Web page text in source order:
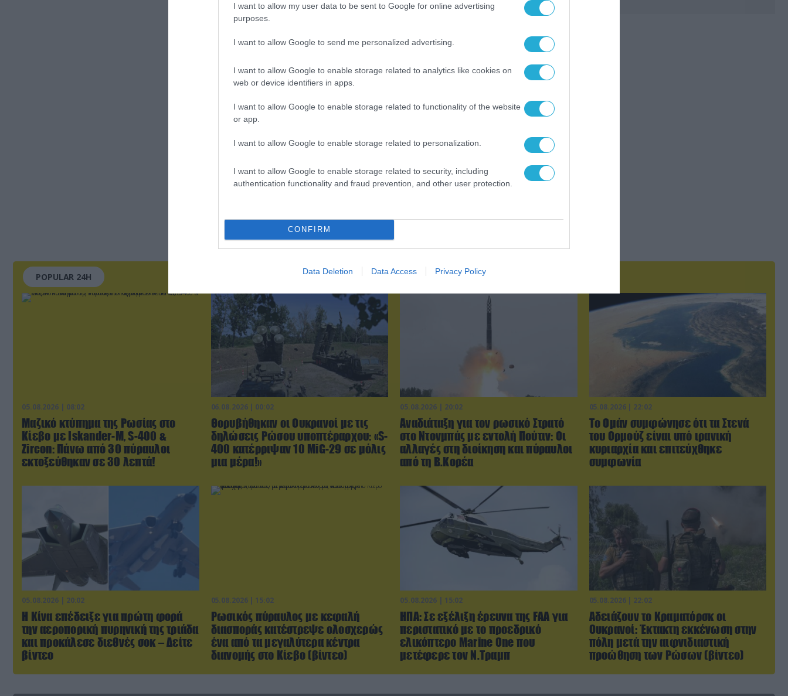
I want to allow my user data to be sent to Google for online advertising
purposes.
I want to allow Google to send me personalized advertising.
I want to allow Google to enable storage related to analytics like cookies on
web or device identifiers in apps.
I want to allow Google to enable storage related to functionality of the website
or app.
I want to allow Google to enable storage related to personalization.
I want to allow Google to enable storage related to security, including
authentication functionality and fraud prevention, and other user protection.
CONFIRM
Data Deletion Data Access Privacy Policy
POPULAR 24H
05.08.2026 | 08:02
Μαζικό κτύπημα της Ρωσίας στο
Κίεβο με Iskander-Μ, S-400 &
Zircon: Πάνω από 30 πύραυλοι
εκτοξεύθηκαν σε 30 λεπτά!
06.08.2026 | 00:02
Θορυβήθηκαν οι Ουκρανοί με τις
δηλώσεις Ρώσου υποπτέραρχου: «S-
400 κατέρριψαν 10 MiG-29 σε μόλις
μια μέρα!»
05.08.2026 | 20:02
Αναδιάταξη για τον ρωσικό Στρατό
στο Ντονμπάς με εντολή Πούτιν: Οι
αλλαγές στη διοίκηση και πύραυλοι
από τη Β.Κορέα
05.08.2026 | 22:02
Το Ομάν συμφώνησε ότι τα Στενά
του Ορμούζ είναι υπό ιρανική
κυριαρχία και επιτεύχθηκε
συμφωνία
05.08.2026 | 20:02
Η Κίνα επέδειξε για πρώτη φορά
την αεροπορική πυρηνική της τριάδα
και προκάλεσε διεθνές σοκ – Δείτε
βίντεο
05.08.2026 | 15:02
Ρωσικός πύραυλος με κεφαλή
διασποράς κατέστρεψε ολοσχερώς
ένα από τα μεγαλύτερα κέντρα
διανομής στο Κίεβο (βίντεο)
05.08.2026 | 15:02
ΗΠΑ: Σε εξέλιξη έρευνα της FAA για
περιστατικό με το προεδρικό
ελικόπτερο Marine One που
μετέφερε τον Ν.Τραμπ
05.08.2026 | 22:02
Αδειάζουν το Κραματόρσκ οι
Ουκρανοί: Έκτακτη εκκένωση στην
πόλη μετά την αιφνιδιαστική
προώθηση των Ρώσων (βίντεο)